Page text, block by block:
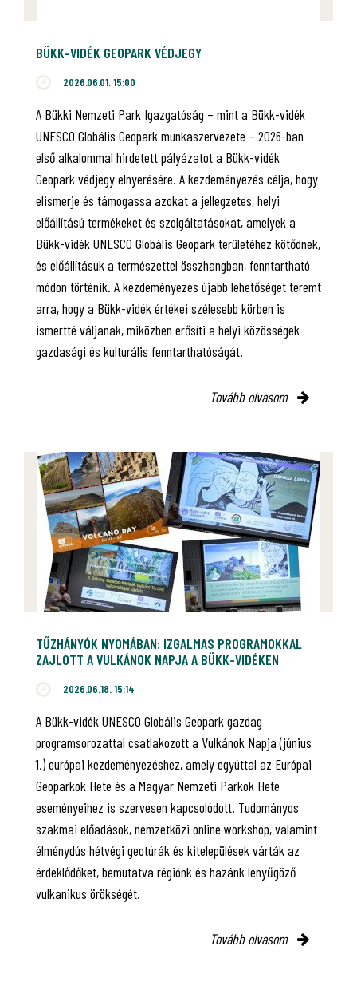
BÜKK-VIDÉK GEOPARK VÉDJEGY
2026.06.01. 15:00
A Bükki Nemzeti Park Igazgatóság – mint a Bükk-vidék
UNESCO Globális Geopark munkaszervezete – 2026-ban
első alkalommal hirdetett pályázatot a Bükk-vidék
Geopark védjegy elnyerésére. A kezdeményezés célja, hogy
elismerje és támogassa azokat a jellegzetes, helyi
előállítású termékeket és szolgáltatásokat, amelyek a
Bükk-vidék UNESCO Globális Geopark területéhez kötődnek,
és előállításuk a természettel összhangban, fenntartható
módon történik. A kezdeményezés újabb lehetőséget teremt
arra, hogy a Bükk-vidék értékei szélesebb körben is
ismertté váljanak, miközben erősíti a helyi közösségek
gazdasági és kulturális fenntarthatóságát.
Tovább olvasom
TŰZHÁNYÓK NYOMÁBAN: IZGALMAS PROGRAMOKKAL
ZAJLOTT A VULKÁNOK NAPJA A BÜKK-VIDÉKEN
2026.06.18. 15:14
A Bükk-vidék UNESCO Globális Geopark gazdag
programsorozattal csatlakozott a Vulkánok Napja (június
1.) európai kezdeményezéshez, amely egyúttal az Európai
Geoparkok Hete és a Magyar Nemzeti Parkok Hete
eseményeihez is szervesen kapcsolódott. Tudományos
szakmai előadások, nemzetközi online workshop, valamint
élménydús hétvégi geotúrák és kitelepülések várták az
érdeklődőket, bemutatva régiónk és hazánk lenyűgöző
vulkanikus örökségét.
Tovább olvasom